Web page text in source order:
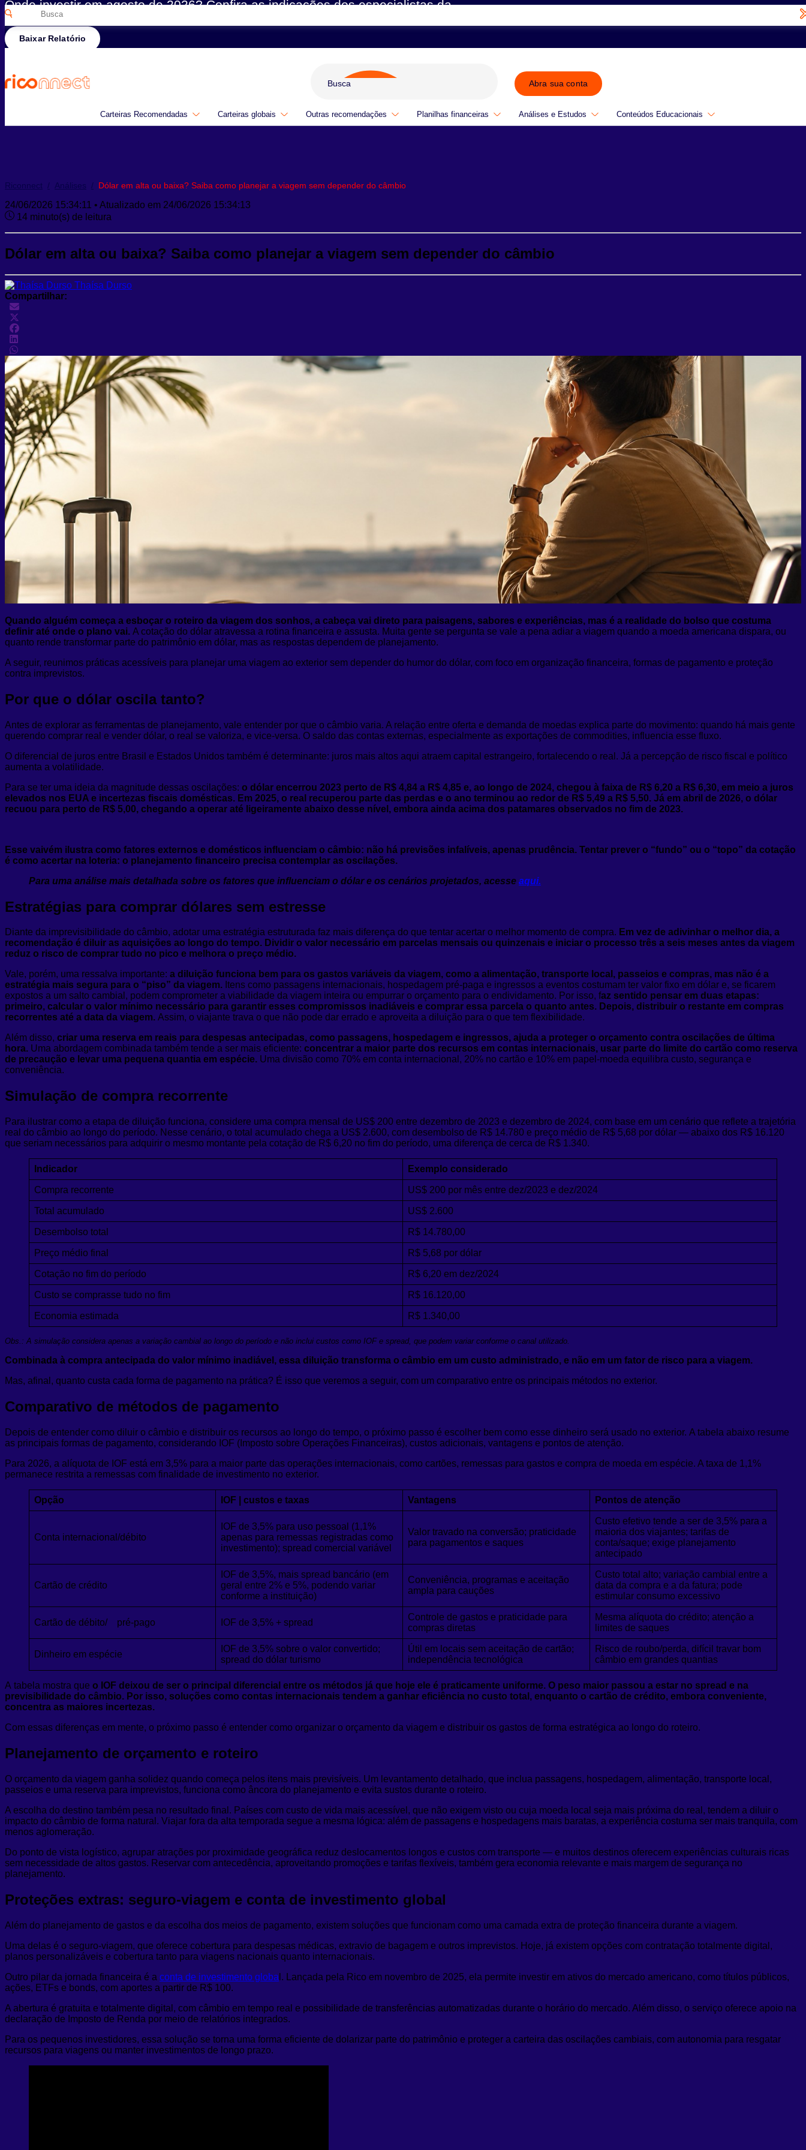
Pesquisar
por:
Onde investir em agosto de 2026? Confira as indicações dos especialistas da
Rico
Baixar Relatório
Abra sua conta
Carteiras Recomendadas Carteiras globais Outras recomendações Planilhas financeiras Análises e Estudos Conteúdos Educacionais
Riconnect / Análises / Dólar em alta ou baixa? Saiba como planejar a viagem sem depender do câmbio
24/06/2026 15:34:11 • Atualizado em 24/06/2026 15:34:13
14 minuto(s) de leitura
Dólar em alta ou baixa? Saiba como planejar a viagem sem depender do câmbio
Thaísa Durso
Compartilhar:
Quando alguém começa a esboçar o roteiro da viagem dos sonhos, a cabeça vai direto para paisagens, sabores e experiências, mas é a realidade do bolso que costuma
definir até onde o plano vai. A cotação do dólar atravessa a rotina financeira e assusta. Muita gente se pergunta se vale a pena adiar a viagem quando a moeda americana dispara, ou
quanto rende transformar parte do patrimônio em dólar, mas as respostas dependem de planejamento.
A seguir, reunimos práticas acessíveis para planejar uma viagem ao exterior sem depender do humor do dólar, com foco em organização financeira, formas de pagamento e proteção
contra imprevistos.
Por que o dólar oscila tanto?
Antes de explorar as ferramentas de planejamento, vale entender por que o câmbio varia. A relação entre oferta e demanda de moedas explica parte do movimento: quando há mais gente
querendo comprar real e vender dólar, o real se valoriza, e vice-versa. O saldo das contas externas, especialmente as exportações de commodities, influencia esse fluxo.
O diferencial de juros entre Brasil e Estados Unidos também é determinante: juros mais altos aqui atraem capital estrangeiro, fortalecendo o real. Já a percepção de risco fiscal e político
aumenta a volatilidade.
Para se ter uma ideia da magnitude dessas oscilações: o dólar encerrou 2023 perto de R$ 4,84 a R$ 4,85 e, ao longo de 2024, chegou à faixa de R$ 6,20 a R$ 6,30, em meio a juros
elevados nos EUA e incertezas fiscais domésticas. Em 2025, o real recuperou parte das perdas e o ano terminou ao redor de R$ 5,49 a R$ 5,50. Já em abril de 2026, o dólar
recuou para perto de R$ 5,00, chegando a operar até ligeiramente abaixo desse nível, embora ainda acima dos patamares observados no fim de 2023.
Esse vaivém ilustra como fatores externos e domésticos influenciam o câmbio: não há previsões infalíveis, apenas prudência. Tentar prever o “fundo” ou o “topo” da cotação
é como acertar na loteria: o planejamento financeiro precisa contemplar as oscilações.
Para uma análise mais detalhada sobre os fatores que influenciam o dólar e os cenários projetados, acesse aqui.
Estratégias para comprar dólares sem estresse
Diante da imprevisibilidade do câmbio, adotar uma estratégia estruturada faz mais diferença do que tentar acertar o melhor momento de compra. Em vez de adivinhar o melhor dia, a
recomendação é diluir as aquisições ao longo do tempo. Dividir o valor necessário em parcelas mensais ou quinzenais e iniciar o processo três a seis meses antes da viagem
reduz o risco de comprar tudo no pico e melhora o preço médio.
Vale, porém, uma ressalva importante: a diluição funciona bem para os gastos variáveis da viagem, como a alimentação, transporte local, passeios e compras, mas não é a
estratégia mais segura para o “piso” da viagem. Itens como passagens internacionais, hospedagem pré-paga e ingressos a eventos costumam ter valor fixo em dólar e, se ficarem
expostos a um salto cambial, podem comprometer a viabilidade da viagem inteira ou empurrar o orçamento para o endividamento. Por isso, faz sentido pensar em duas etapas:
primeiro, calcular o valor mínimo necessário para garantir esses compromissos inadiáveis e comprar essa parcela o quanto antes. Depois, distribuir o restante em compras
recorrentes até a data da viagem. Assim, o viajante trava o que não pode dar errado e aproveita a diluição para o que tem flexibilidade.
Além disso, criar uma reserva em reais para despesas antecipadas, como passagens, hospedagem e ingressos, ajuda a proteger o orçamento contra oscilações de última
hora. Uma abordagem combinada também tende a ser mais eficiente: concentrar a maior parte dos recursos em contas internacionais, usar parte do limite do cartão como reserva
de precaução e levar uma pequena quantia em espécie. Uma divisão como 70% em conta internacional, 20% no cartão e 10% em papel‑moeda equilibra custo, segurança e
conveniência.
Simulação de compra recorrente
Para ilustrar como a etapa de diluição funciona, considere uma compra mensal de US$ 200 entre dezembro de 2023 e dezembro de 2024, com base em um cenário que reflete a trajetória
real do câmbio ao longo do período. Nesse cenário, o total acumulado chega a US$ 2.600, com desembolso de R$ 14.780 e preço médio de R$ 5,68 por dólar — abaixo dos R$ 16.120
que seriam necessários para adquirir o mesmo montante pela cotação de R$ 6,20 no fim do período, uma diferença de cerca de R$ 1.340.
Indicador Exemplo considerado
Compra recorrente US$ 200 por mês entre dez/2023 e dez/2024
Total acumulado US$ 2.600
Desembolso total R$ 14.780,00
Preço médio final R$ 5,68 por dólar
Cotação no fim do período R$ 6,20 em dez/2024
Custo se comprasse tudo no fim R$ 16.120,00
Economia estimada R$ 1.340,00
Obs.: A simulação considera apenas a variação cambial ao longo do período e não inclui custos como IOF e spread, que podem variar conforme o canal utilizado.
Combinada à compra antecipada do valor mínimo inadiável, essa diluição transforma o câmbio em um custo administrado, e não em um fator de risco para a viagem.
Mas, afinal, quanto custa cada forma de pagamento na prática? É isso que veremos a seguir, com um comparativo entre os principais métodos no exterior.
Comparativo de métodos de pagamento
Depois de entender como diluir o câmbio e distribuir os recursos ao longo do tempo, o próximo passo é escolher bem como esse dinheiro será usado no exterior. A tabela abaixo resume
as principais formas de pagamento, considerando IOF (Imposto sobre Operações Financeiras), custos adicionais, vantagens e pontos de atenção.
Para 2026, a alíquota de IOF está em 3,5% para a maior parte das operações internacionais, como cartões, remessas para gastos e compra de moeda em espécie. A taxa de 1,1%
permanece restrita a remessas com finalidade de investimento no exterior.
Opção IOF | custos e taxas Vantagens Pontos de atenção
Conta internacional/débito
IOF de 3,5% para uso pessoal (1,1%
apenas para remessas registradas como
investimento); spread comercial variável
Valor travado na conversão; praticidade
para pagamentos e saques
Custo efetivo tende a ser de 3,5% para a
maioria dos viajantes; tarifas de
conta/saque; exige planejamento
antecipado
Cartão de crédito
IOF de 3,5%, mais spread bancário (em
geral entre 2% e 5%, podendo variar
conforme a instituição)
Conveniência, programas e aceitação
ampla para cauções
Custo total alto; variação cambial entre a
data da compra e a da fatura; pode
estimular consumo excessivo
Cartão de débito/ pré-pago IOF de 3,5% + spread
Controle de gastos e praticidade para
compras diretas
Mesma alíquota do crédito; atenção a
limites de saques
Dinheiro em espécie
IOF de 3,5% sobre o valor convertido;
spread do dólar turismo
Útil em locais sem aceitação de cartão;
independência tecnológica
Risco de roubo/perda, difícil travar bom
câmbio em grandes quantias
A tabela mostra que o IOF deixou de ser o principal diferencial entre os métodos já que hoje ele é praticamente uniforme. O peso maior passou a estar no spread e na
previsibilidade do câmbio. Por isso, soluções como contas internacionais tendem a ganhar eficiência no custo total, enquanto o cartão de crédito, embora conveniente,
concentra as maiores incertezas.
Com essas diferenças em mente, o próximo passo é entender como organizar o orçamento da viagem e distribuir os gastos de forma estratégica ao longo do roteiro.
Planejamento de orçamento e roteiro
O orçamento da viagem ganha solidez quando começa pelos itens mais previsíveis. Um levantamento detalhado, que inclua passagens, hospedagem, alimentação, transporte local,
passeios e uma reserva para imprevistos, funciona como âncora do planejamento e evita sustos durante o roteiro.
A escolha do destino também pesa no resultado final. Países com custo de vida mais acessível, que não exigem visto ou cuja moeda local seja mais próxima do real, tendem a diluir o
impacto do câmbio de forma natural. Viajar fora da alta temporada segue a mesma lógica: além de passagens e hospedagens mais baratas, a experiência costuma ser mais tranquila, com
menos aglomeração.
Do ponto de vista logístico, agrupar atrações por proximidade geográfica reduz deslocamentos longos e custos com transporte — e muitos destinos oferecem experiências culturais ricas
sem necessidade de altos gastos. Reservar com antecedência, aproveitando promoções e tarifas flexíveis, também gera economia relevante e mais margem de segurança no
planejamento.
Proteções extras: seguro‑viagem e conta de investimento global
Além do planejamento de gastos e da escolha dos meios de pagamento, existem soluções que funcionam como uma camada extra de proteção financeira durante a viagem.
Uma delas é o seguro-viagem, que oferece cobertura para despesas médicas, extravio de bagagem e outros imprevistos. Hoje, já existem opções com contratação totalmente digital,
planos personalizáveis e cobertura tanto para viagens nacionais quanto internacionais.
Outro pilar da jornada financeira é a conta de investimento globa l. Lançada pela Rico em novembro de 2025, ela permite investir em ativos do mercado americano, como títulos públicos,
ações, ETFs e bonds, com aportes a partir de R$ 100.
A abertura é gratuita e totalmente digital, com câmbio em tempo real e possibilidade de transferências automatizadas durante o horário do mercado. Além disso, o serviço oferece apoio na
declaração de Imposto de Renda por meio de relatórios integrados.
Para os pequenos investidores, essa solução se torna uma forma eficiente de dolarizar parte do patrimônio e proteger a carteira das oscilações cambiais, com autonomia para resgatar
recursos para viagens ou manter investimentos de longo prazo.